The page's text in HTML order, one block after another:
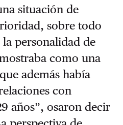
situación de
sobre todo
personalidad de
como una
además había
con
años”, osaron decir